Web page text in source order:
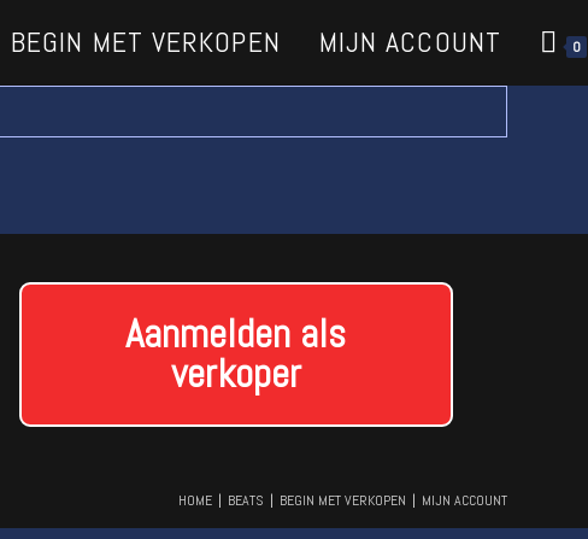
BEGIN MET VERKOPEN MIJN ACCOUNT 0
Aanmelden als
verkoper
HOME BEATS BEGIN MET VERKOPEN MIJN ACCOUNT